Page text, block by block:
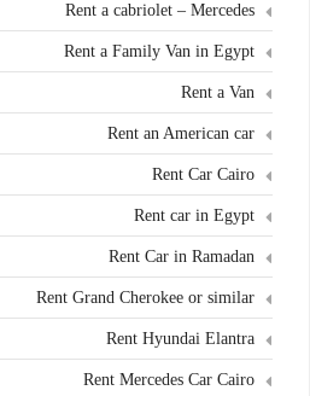
Rent a cabriolet – Mercedes
Rent a Family Van in Egypt
Rent a Van
Rent an American car
Rent Car Cairo
Rent car in Egypt
Rent Car in Ramadan
Rent Grand Cherokee or similar
Rent Hyundai Elantra
Rent Mercedes Car Cairo